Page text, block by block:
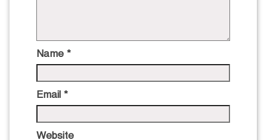
Name *
Email *
Website